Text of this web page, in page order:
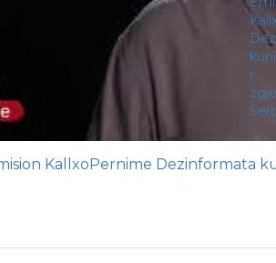
KallxoPernime Dezinformata